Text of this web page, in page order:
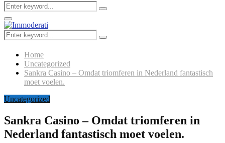
Search
for:
Search
Primary
Menu
Search
for:
Search
Home
Uncategorized
Sankra Casino – Omdat triomferen in Nederland fantastisch
moet voelen.
Uncategorized
Sankra Casino – Omdat triomferen in
Nederland fantastisch moet voelen.